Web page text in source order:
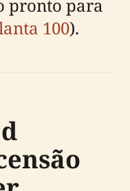
pronto para
100).